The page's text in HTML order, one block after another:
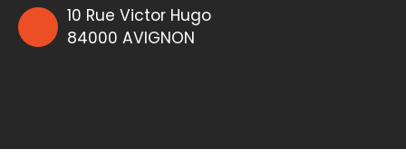
10 Rue Victor Hugo
84000 AVIGNON